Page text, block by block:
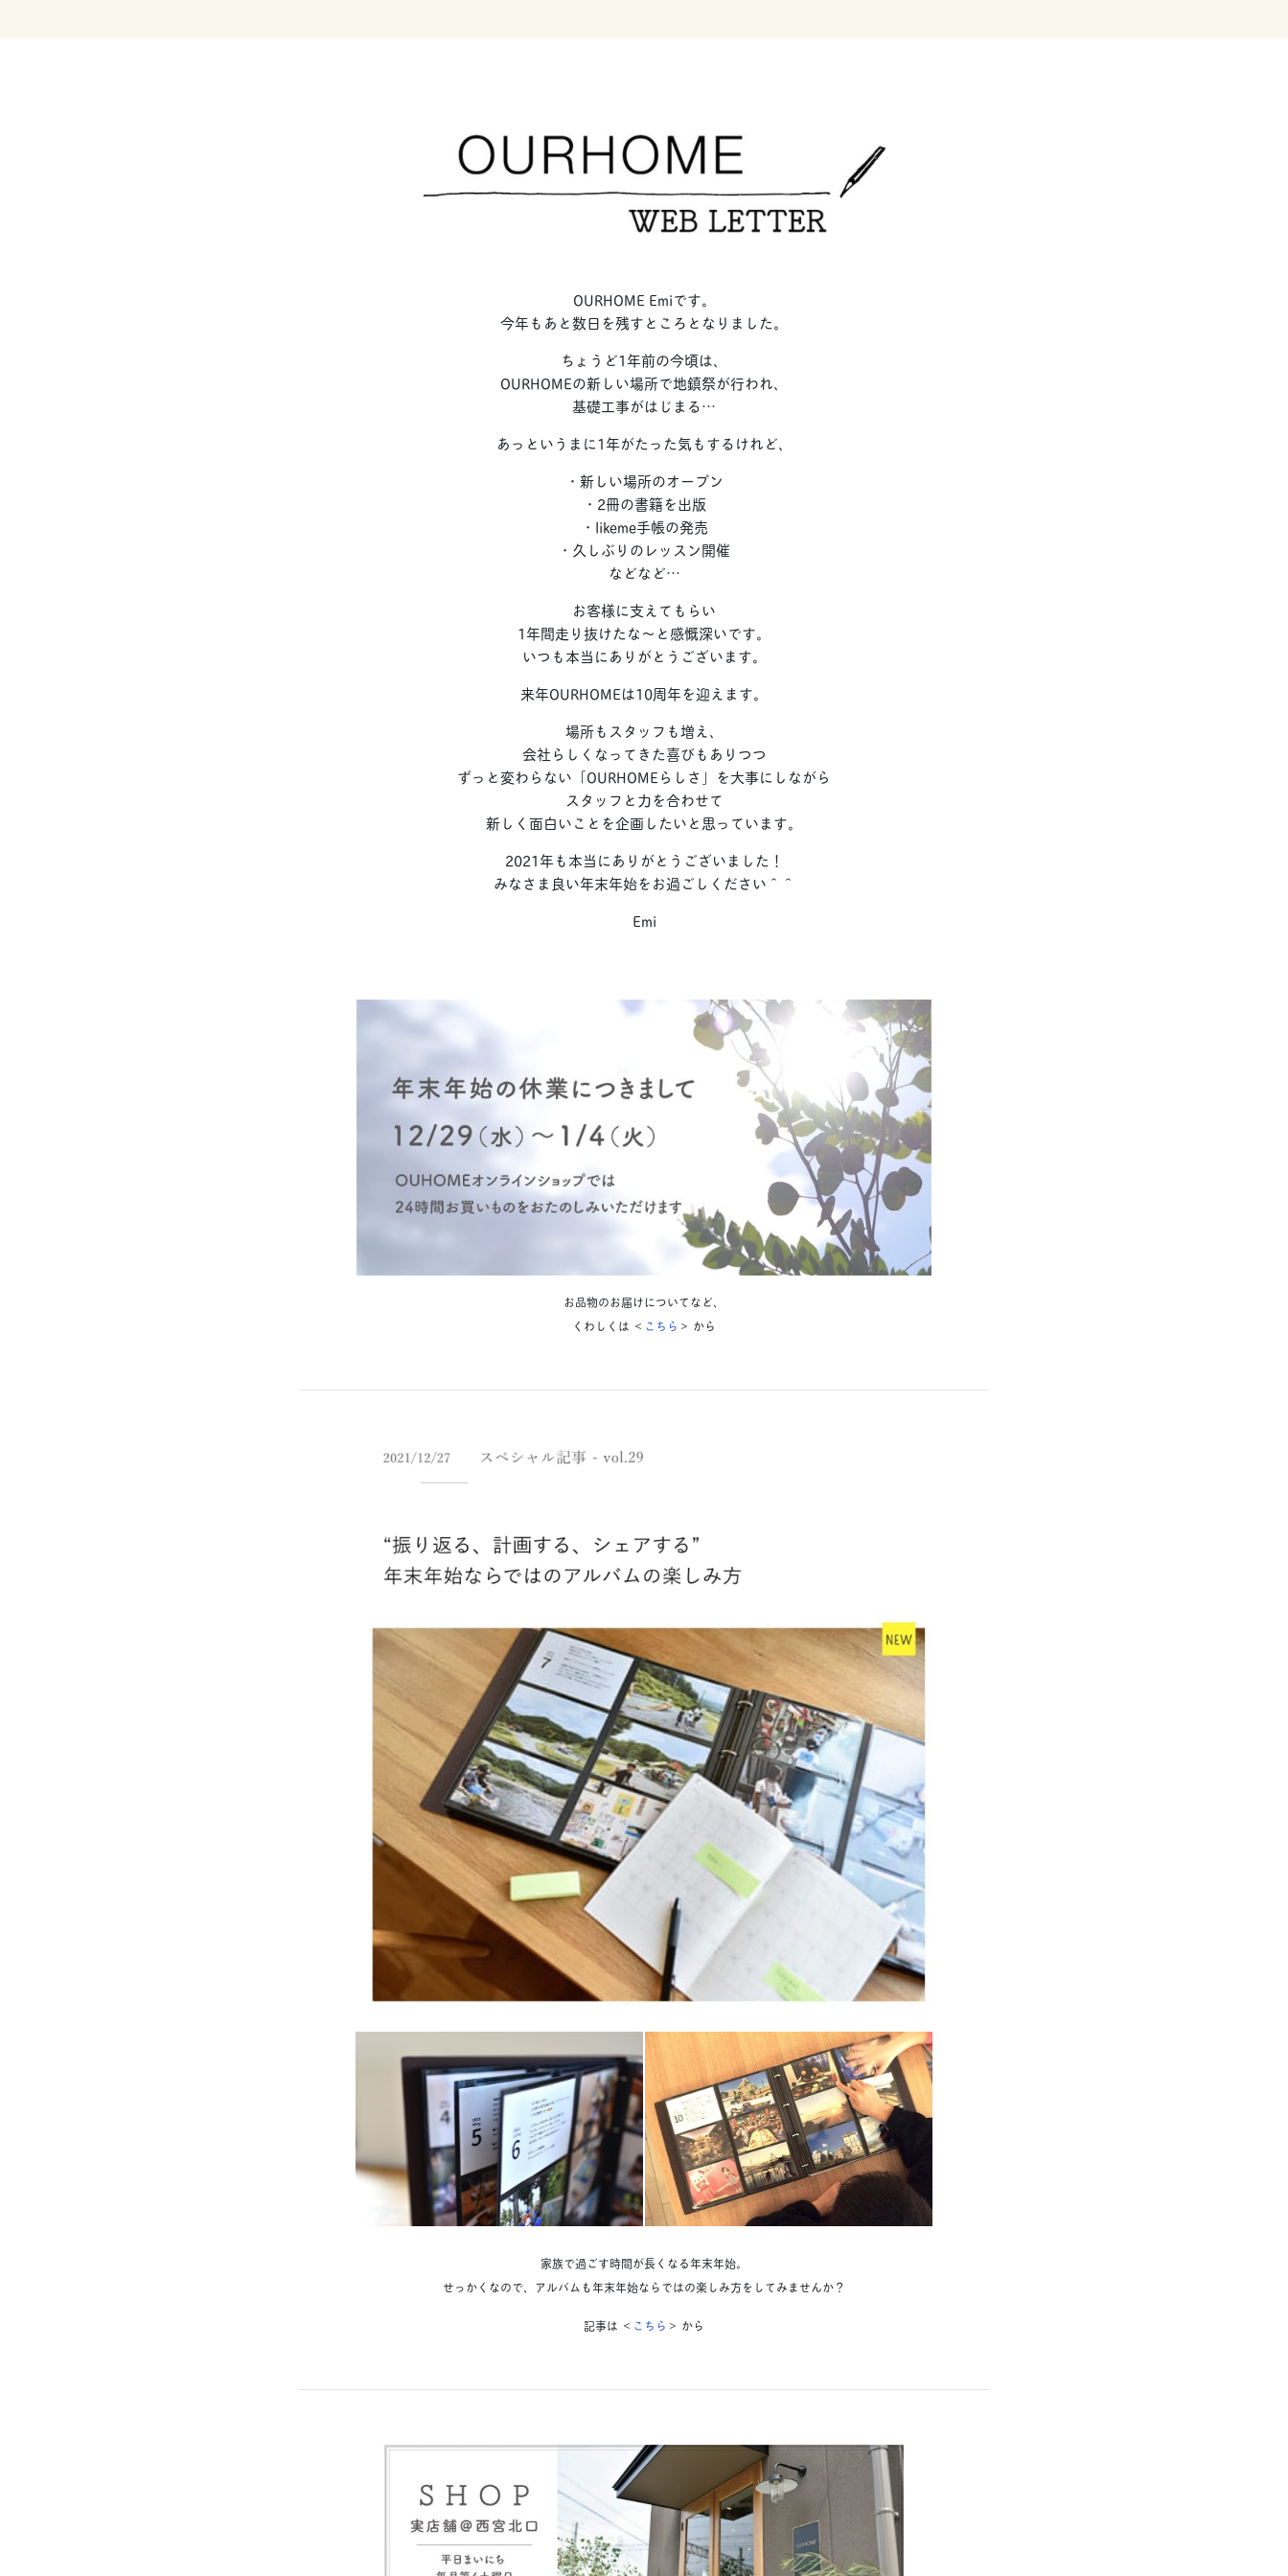
OURHOME Emiです。
今年もあと数日を残すところとなりました。
ちょうど1年前の今頃は、
OURHOMEの新しい場所で地鎮祭が行われ、
基礎工事がはじまる…
あっというまに1年がたった気もするけれど、
・新しい場所のオープン
・2冊の書籍を出版
・likeme手帳の発売
・久しぶりのレッスン開催
などなど…
お客様に支えてもらい
1年間走り抜けたな〜と感慨深いです。
いつも本当にありがとうございます。
来年OURHOMEは10周年を迎えます。
場所もスタッフも増え、
会社らしくなってきた喜びもありつつ
ずっと変わらない「OURHOMEらしさ」を大事にしながら
スタッフと力を合わせて
新しく面白いことを企画したいと思っています。
2021年も本当にありがとうございました！
みなさま良い年末年始をお過ごしください＾＾
Emi
お品物のお届けについてなど、
くわしくは ＜ こちら ＞ から
家族で過ごす時間が長くなる年末年始。
せっかくなので、アルバムも年末年始ならではの楽しみ方をしてみませんか？
記事は ＜ こちら ＞ から